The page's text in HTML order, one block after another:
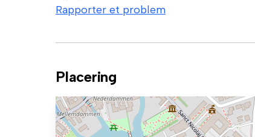
Rapporter et problem
Placering